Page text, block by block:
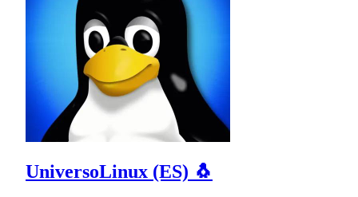
UniversoLinux (ES) 🐧